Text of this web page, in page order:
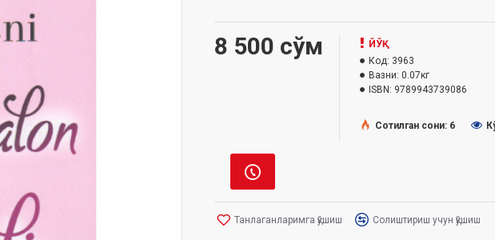
8 500 сўм
ЙЎҚ
Код: 3963
Вазни: 0.07кг
ISBN: 9789943739086
Сотилган сони: 6
Танлаганларимга қўшиш Солиштириш учун қўшиш